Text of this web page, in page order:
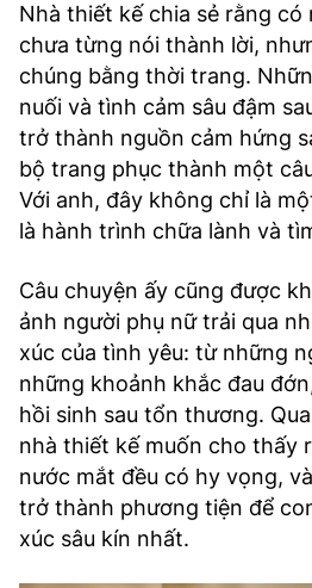
Nhà thiết kế chia sẻ rằng có
chưa từng nói thành lời,
chúng bằng thời trang.
nuối và tình cảm sâu đậm
trở thành nguồn cảm hứng
bộ trang phục thành một
Với anh, đây không chỉ là
là hành trình chữa lành và
Câu chuyện ấy cũng được
ảnh người phụ nữ trải qua
xúc của tình yêu: từ những
những khoảnh khắc đau
hồi sinh sau tổn thương.
nhà thiết kế muốn cho thấy
nước mắt đều có hy vọng,
trở thành phương tiện để
xúc sâu kín nhất.